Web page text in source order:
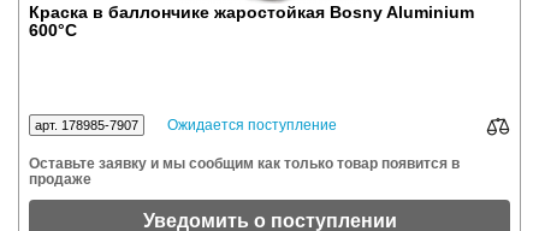
Краска в баллончике жаростойкая Bosny Aluminium
600°С
арт. 178985-7907 Ожидается поступление
Оставьте заявку и мы сообщим как только товар появится в
продаже
Уведомить о поступлении